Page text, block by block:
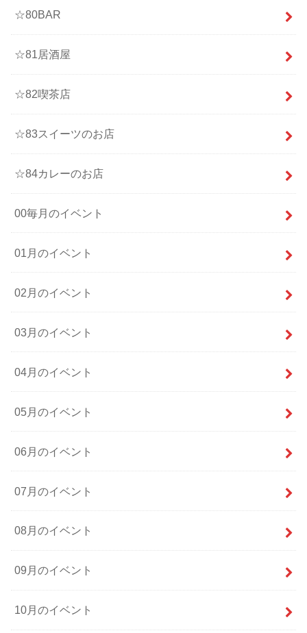
☆80BAR
☆81居酒屋
☆82喫茶店
☆83スイーツのお店
☆84カレーのお店
00毎月のイベント
01月のイベント
02月のイベント
03月のイベント
04月のイベント
05月のイベント
06月のイベント
07月のイベント
08月のイベント
09月のイベント
10月のイベント